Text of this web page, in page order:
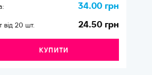
34.00 грн
від 20 шт. 24.50 грн
КУПИТИ